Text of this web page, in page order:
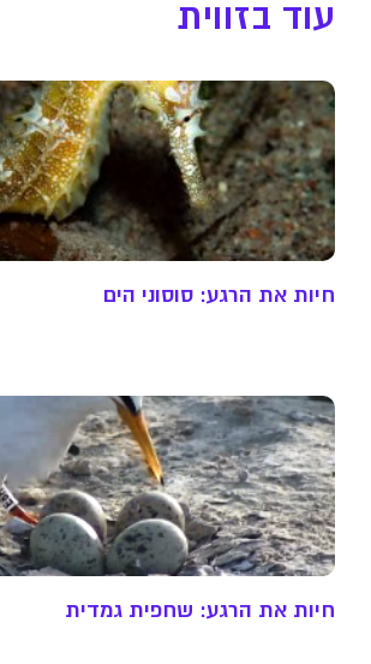
עוד בזווית
חיות את הרגע: סוסוני הים
חיות את הרגע: שחפית גמדית